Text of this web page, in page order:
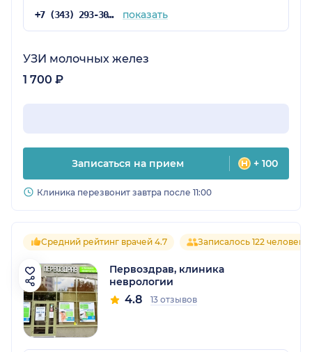
+7 (343) 293-30-59 показать
УЗИ молочных желез
1 700 ₽
Записаться на прием + 100
Клиника перезвонит завтра после 11:00
Средний рейтинг врачей 4.7 Записалось 122 человека
Первоздрав, клиника
неврологии
4.8 13 отзывов